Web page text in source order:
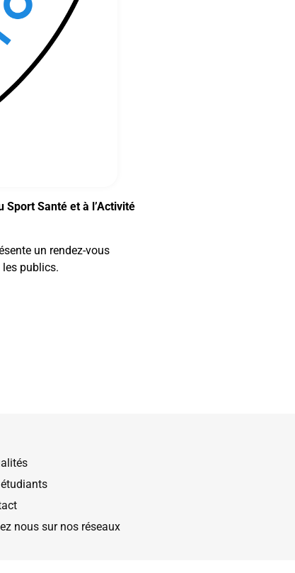
Sport Santé et à l’Activité
un rendez-vous
les publics.
nous sur nos réseaux